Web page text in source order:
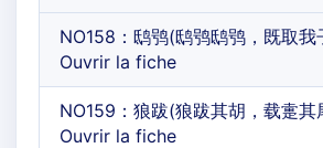
NO158：鸱鸮(鸱鸮鸱鸮，既取我
Ouvrir la fiche
NO159：狼跋(狼跋其胡，载疐其
Ouvrir la fiche